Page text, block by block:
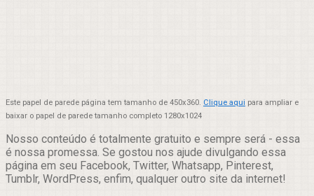
Este papel de parede página tem tamanho de 450x360. Clique aqui para ampliar e
baixar o papel de parede tamanho completo 1280x1024
Nosso conteúdo é totalmente gratuito e sempre será - essa
é nossa promessa. Se gostou nos ajude divulgando essa
página em seu Facebook, Twitter, Whatsapp, Pinterest,
Tumblr, WordPress, enfim, qualquer outro site da internet!